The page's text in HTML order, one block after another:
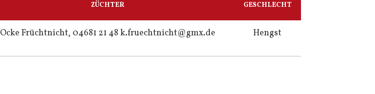
ZÜCHTER GESCHLECHT
Ocke Früchtnicht, 04681 21 48 k.fruechtnicht@gmx.de Hengst